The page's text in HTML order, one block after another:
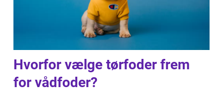
Hvorfor vælge tørfoder frem
for vådfoder?